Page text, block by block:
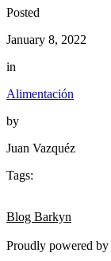
Posted
January 8, 2022
in
Alimentación
by
Juan Vazquéz
Tags:
Blog Barkyn
Proudly powered by